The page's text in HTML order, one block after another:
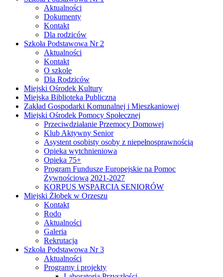
Aktualności
Dokumenty
Kontakt
Dla rodziców
Szkoła Podstawowa Nr 2
Aktualności
Kontakt
O szkole
Dla Rodziców
Miejski Ośrodek Kultury
Miejska Biblioteka Publiczna
Zakład Gospodarki Komunalnej i Mieszkaniowej
Miejski Ośrodek Pomocy Społecznej
Przeciwdziałanie Przemocy Domowej
Klub Aktywny Senior
Asystent osobisty osoby z niepełnosprawnością
Opieka wytchnieniowa
Opieka 75+
Program Fundusze Europejskie na Pomoc
Żywnościową 2021-2027
KORPUS WSPARCIA SENIORÓW
Miejski Żłobek w Orzeszu
Kontakt
Rodo
Aktualności
Galeria
Rekrutacja
Szkoła Podstawowa Nr 3
Aktualności
Programy i projekty